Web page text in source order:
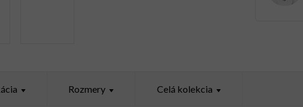
Rozmery Celá kolekcia